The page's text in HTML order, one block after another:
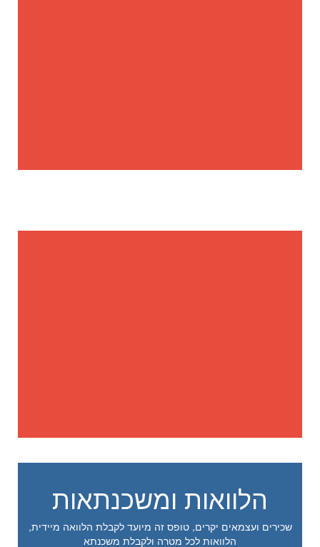
הלוואות ומשכנתאות
שכירים ועצמאים יקרים, טופס זה מיועד לקבלת הלוואה מיידית,
הלוואות לכל מטרה ולקבלת משכנתא